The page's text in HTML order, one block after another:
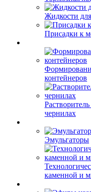
Жидкости
Присадки к
контейнеров
чернилах
Эмульгаторы
каменной и